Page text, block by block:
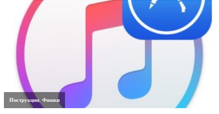
Инструкции,Фишки